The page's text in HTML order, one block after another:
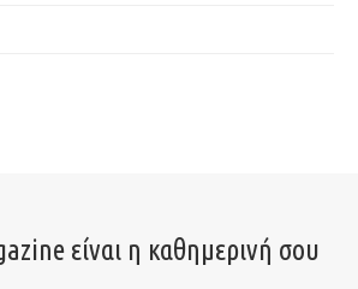
είναι η καθημερινή σου